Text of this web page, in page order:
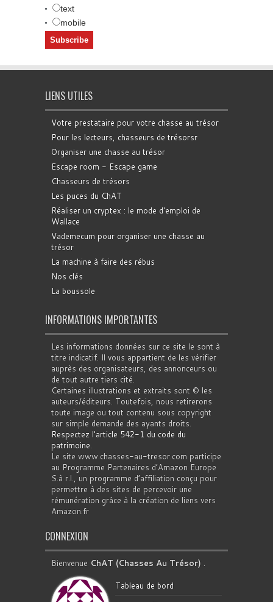
text
mobile
LIENS UTILES
Votre prestataire pour votre chasse au trésor
Pour les lecteurs, chasseurs de trésorsr
Organiser une chasse au trésor
Escape room - Escape game
Chasseurs de trésors
Les puces du ChAT
Réaliser un cryptex : le mode d'emploi de
Wallace
Vademecum pour organiser une chasse au
trésor
La machine à faire des rébus
Nos clés
La boussole
INFORMATIONS IMPORTANTES
Les informations données sur ce site le sont à
titre indicatif. Il vous appartient de les vérifier
auprès des organisateurs, des annonceurs ou
de tout autre tiers cité.
Certaines illustrations et extraits sont © les
auteurs/éditeurs. Toutefois, nous retirerons
toute image ou tout contenu sous copyright
sur simple demande des ayants droits.
Respectez l'article 542-1 du code du
patrimoine.
Le site www.chasses-au-tresor.com participe
au Programme Partenaires d’Amazon Europe
S.à r.l., un programme d’affiliation conçu pour
permettre à des sites de percevoir une
rémunération grâce à la création de liens vers
Amazon.fr
CONNEXION
Bienvenue ChAT (Chasses Au Trésor) .
Tableau de bord